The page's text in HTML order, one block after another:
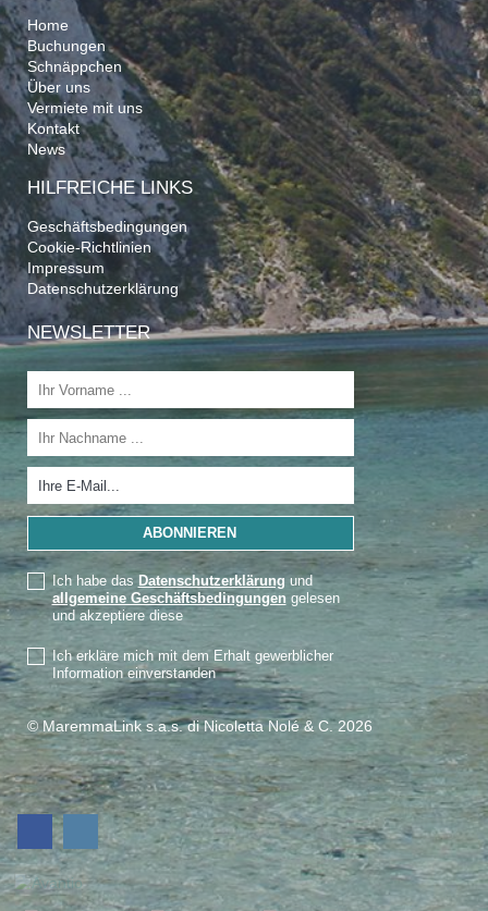
Home
Buchungen
Schnäppchen
Über uns
Vermiete mit uns
Kontakt
News
HILFREICHE LINKS
Geschäftsbedingungen
Cookie-Richtlinien
Impressum
Datenschutzerklärung
NEWSLETTER
Ich habe das Datenschutzerklärung und
allgemeine Geschäftsbedingungengelesen
und akzeptiere diese
Ich erkläre mich mit dem Erhalt gewerblicher
Information einverstanden
© MaremmaLink s.a.s. di Nicoletta Nolé & C. 2026